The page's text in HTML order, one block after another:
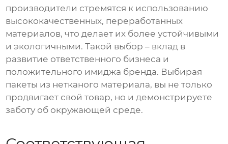
производители стремятся к использованию
высококачественных, переработанных
материалов, что делает их более устойчивыми
и экологичными. Такой выбор – вклад в
развитие ответственного бизнеса и
положительного имиджа бренда. Выбирая
пакеты из нетканого материала, вы не только
продвигает свой товар, но и демонстрируете
заботу об окружающей среде.